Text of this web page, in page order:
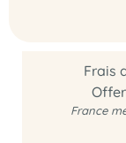
Frais
France